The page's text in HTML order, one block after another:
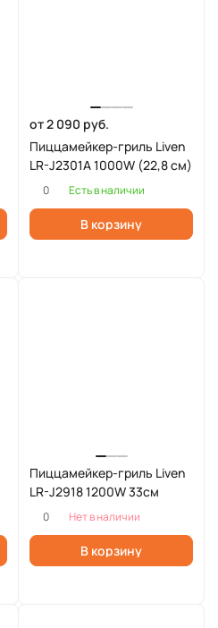
от 2 090 руб.
Пиццамейкер-гриль Liven
LR-J2301A 1000W (22,8 см)
0 Есть в наличии
В корзину
Пиццамейкер-гриль Liven
LR-J2918 1200W 33см
0 Нет в наличии
В корзину